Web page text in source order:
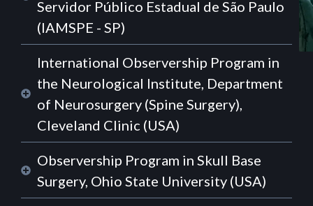
Servidor Público Estadual de São Paulo
(IAMSPE - SP)
International Observership Program in
the Neurological Institute, Department
of Neurosurgery (Spine Surgery),
Cleveland Clinic (USA)
Observership Program in Skull Base
Surgery, Ohio State University (USA)